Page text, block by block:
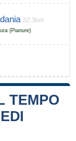
32.3km
(Pianure)
TEMPO